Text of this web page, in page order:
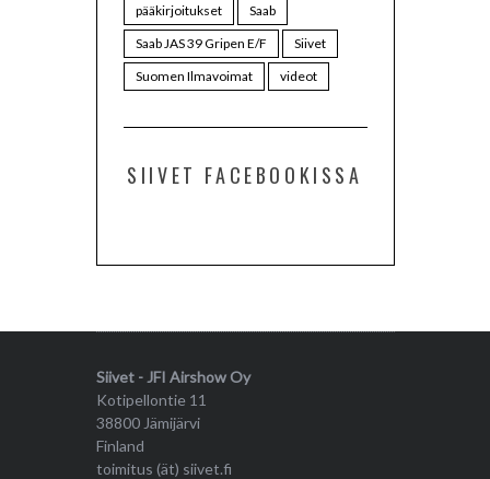
pääkirjoitukset
Saab
Saab JAS 39 Gripen E/F
Siivet
Suomen Ilmavoimat
videot
SIIVET FACEBOOKISSA
Siivet - JFI Airshow Oy
Kotipellontie 11
38800 Jämijärvi
Finland
toimitus (ät) siivet.fi